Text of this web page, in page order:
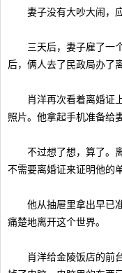
妻子没有大吵大闹，应
三天后，妻子雇了一个
后，俩人去了民政局办了
肖洋再次看着离婚证上
照片。他拿起手机准备给
不过想了想，算了。离
不需要离婚证来证明他的
他从抽屉里拿出早已准
痛楚地离开这个世界。
肖洋给金陵饭店的前台